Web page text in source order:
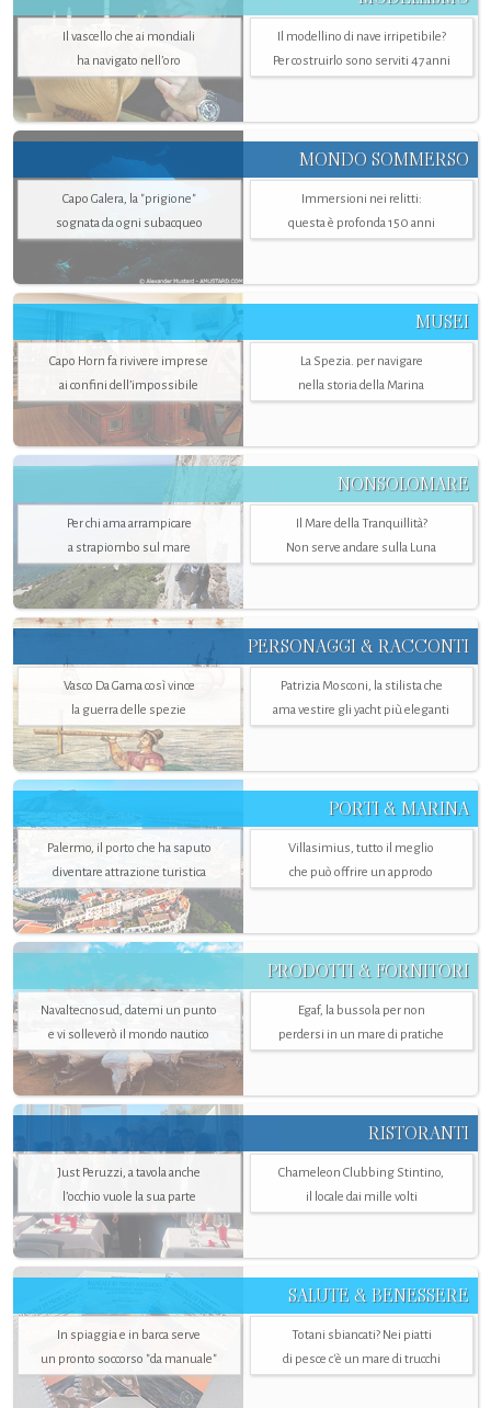
Il vascello che ai mondiali
ha navigato nell’oro
Il modellino di nave irripetibile?
Per costruirlo sono serviti 47 anni
MONDO SOMMERSO
Capo Galera, la "prigione"
sognata da ogni subacqueo
Immersioni nei relitti:
questa è profonda 150 anni
MUSEI
Capo Horn fa rivivere imprese
ai confini dell’impossibile
La Spezia. per navigare
nella storia della Marina
NONSOLOMARE
Per chi ama arrampicare
a strapiombo sul mare
Il Mare della Tranquillità?
Non serve andare sulla Luna
PERSONAGGI & RACCONTI
Vasco Da Gama così vince
la guerra delle spezie
Patrizia Mosconi, la stilista che
ama vestire gli yacht più eleganti
PORTI & MARINA
Palermo, il porto che ha saputo
diventare attrazione turistica
Villasimius, tutto il meglio
che può offrire un approdo
PRODOTTI & FORNITORI
Navaltecnosud, datemi un punto
e vi solleverò il mondo nautico
Egaf, la bussola per non
perdersi in un mare di pratiche
RISTORANTI
Just Peruzzi, a tavola anche
l’occhio vuole la sua parte
Chameleon Clubbing Stintino,
il locale dai mille volti
SALUTE & BENESSERE
In spiaggia e in barca serve
un pronto soccorso "da manuale"
Totani sbiancati? Nei piatti
di pesce c'è un mare di trucchi